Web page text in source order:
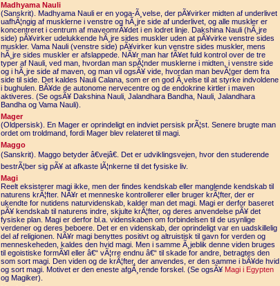
Madhyama Nauli
(Sanskrit). Madhyama Nauli er en yoga-Ã¸velse, der pÃ¥virker midten af underlivet
uafhÃ¦ngig af musklerne i venstre og hÃ¸jre side af underlivet, og alle muskler er
koncentreret i centrum af maveomrÃ¥det i en lodret linje. Dakshina Nauli (hÃ¸jre
side) pÃ¥virker udelukkende hÃ¸jre sides muskler uden at pÃ¥virke venstre sides
muskler. Vama Nauli (venstre side) pÃ¥virker kun venstre sides muskler, mens
hÃ¸jre sides muskler er afslappede. NÃ¥r man har fÃ¥et fuld kontrol over de tre
typer af Nauli, ved man, hvordan man spÃ¦nder musklerne i midten, i venstre side
og i hÃ¸jre side af maven, og man vil ogsÃ¥ vide, hvordan man bevÃ¦ger dem fra
side til side. Det kaldes Nauli Calana, som er en god Ã¸velse til at styrke indvoldene
i bughulen. BÃ¥de de autonome nervecentre og de endokrine kirtler i maven
aktiveres. (Se ogsÃ¥ Dakshina Nauli, Jalandhara Bandha, Nauli, Jalandhara
Bandha og Vama Nauli).
Mager
(Oldpersisk). En Mager er oprindeligt en indviet persisk prÃ¦st. Senere brugte man
ordet om troldmand, fordi Mager blev relateret til magi.
Maggo
(Sanskrit). Maggo betyder â€vejâ€. Det er udviklingsvejen, hvor den studerende
bestrÃ¦ber sig pÃ¥ at afkaste lÃ¦nkerne til det fysiske liv.
Magi
Reelt eksisterer magi ikke, men der findes kendskab eller manglende kendskab til
naturens krÃ¦fter. NÃ¥r et menneske kontrollerer eller bruger krÃ¦fter, der er
ukendte for nutidens naturvidenskab, kalder man det magi. Magi er derfor baseret
pÃ¥ kendskab til naturens indre, skjulte krÃ¦fter, og deres anvendelse pÃ¥ det
fysiske plan. Magi er derfor bl.a. videnskaben om forbindelsen til de usynlige
verdener og deres beboere. Det er en videnskab, der oprindeligt var en uadskillelig
del af religionen. NÃ¥r magi benyttes positivt og altruistisk til gavn for verden og
menneskeheden, kaldes den hvid magi. Men i samme Ã¸jeblik denne viden bruges
til egoistiske formÃ¥l eller â€“ vÃ¦rre endnu â€“ til skade for andre, betragtes den
som sort magi. Den viden og de krÃ¦fter, der anvendes, er den samme i bÃ¥de hvid
og sort magi. Motivet er den eneste afgÃ¸rende forskel. (Se ogsÃ¥ Magi i Egypten
og Magiker).